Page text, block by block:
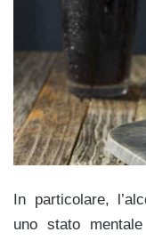
In particolare,
uno stato